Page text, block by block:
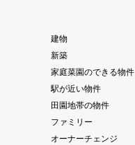
建物
新築
家庭菜園のできる物件
駅が近い物件
田園地帯の物件
ファミリー
オーナーチェンジ